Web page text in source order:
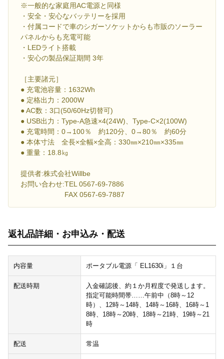
※一般的な家庭用AC電源と同様
・安全・安心なバッテリーを採用
・付属コードで車のシガーソケットからも市販のソーラー
パネルからも充電可能
・LEDライト搭載
・安心の製品保証期間 3年
［主要諸元］
● 充電池容量：1632Wh
● 定格出力：2000W
● AC数：3口(50/60Hz切替可)
● USB出力：Type-A急速×4(24W)、Type-C×2(100W)
● 充電時間：0→100％ 約120分、0→80％ 約60分
● 本体寸法 全長×全幅×全高：330㎜×210㎜×335㎜
● 重量：18.8㎏
提供者:株式会社Willbe
お問い合わせ:TEL 0567-69-7886
FAX 0567-69-7887
返礼品詳細・お申込み・配送
内容量 ポータブル電源「 EL1630i」１台
配送時期
入金確認後、約１か月程度で発送します。
指定可能時間帯……午前中（8時～12
時）、12時～14時、14時～16時、16時～1
8時、18時～20時、18時～21時、19時～21
時
配送 常温